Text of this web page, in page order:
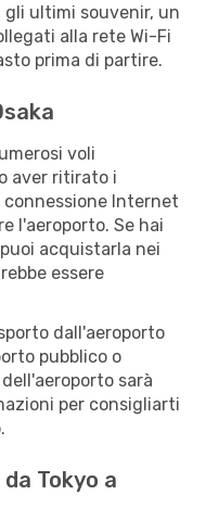
ultimi souvenir, un
alla rete Wi-Fi
prima di partire.
voli
aver ritirato i
Internet
l'aeroporto. Se hai
acquistarla nei
essere
dall'aeroporto
pubblico o
sarà
per consigliarti
Tokyo a